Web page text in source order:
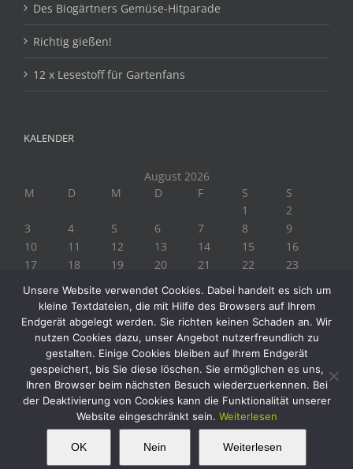
Des Biogärtners Gemüse-Hitparade
Richtig gießen!
12 x Lesestoff für Gartenfans
KALENDER
August 2026
M
D M D F S
S
1
2
3
4 5 6 7 8
9
10
11 12 13 14 15
16
17
18 19 20 21 22
23
24
25 27 28
« Juli
Copyright 2019 Biogärtner Ploberger | Alle Rechte vorbehalten
FacebookInstagram
TwitterYouTube
This website uses cookies and third party
Unsere Website verwendet Cookies. Dabei handelt es sich um
kleine Textdateien, die mit Hilfe des Browsers auf Ihrem
Endgerät abgelegt werden. Sie richten keinen Schaden an. Wir
nutzen Cookies dazu, unser Angebot nutzerfreundlich zu
gestalten. Einige Cookies bleiben auf Ihrem Endgerät
gespeichert, bis Sie diese löschen. Sie ermöglichen es uns,
Ihren Browser beim nächsten Besuch wiederzuerkennen. Bei
der Deaktivierung von Cookies kann die Funktionalität unserer
Website eingeschränkt sein. Weiterlesen
OK Nein Weiterlesen